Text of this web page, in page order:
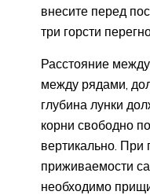
внесите перед
три горсти
Расстояние
между рядами,
глубина лунки
корни свободно
вертикально. При
приживаемости
необходимо